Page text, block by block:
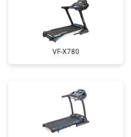
VF-X780